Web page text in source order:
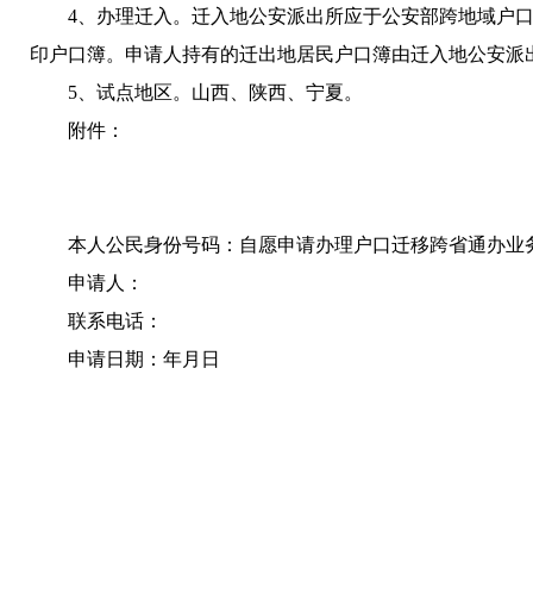
4、办理迁入。迁入地公安派出所应于公安部跨地域户
印户口簿。申请人持有的迁出地居民户口簿由迁入地公安
5、试点地区。山西、陕西、宁夏。
附件：
本人公民身份号码：自愿申请办理户口迁移跨省通办
申请人：
联系电话：
申请日期：年月日